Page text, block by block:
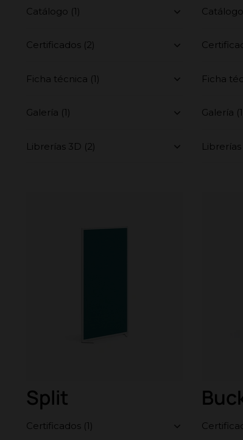
Catálogo (1)
Certificados (2)
Ficha técnica (1)
Galería (1)
Librerías 3D (2)
Catálogo
Ficha
Galería
Librerías
Split
Certificados (1)